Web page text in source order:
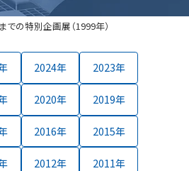
での特別企画展（1999年）
2024 2023
2020 2019
2016 2015
2012 2011